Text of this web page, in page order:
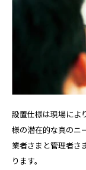
設置仕様は現場によ
様の潜在的な真のニ
業者さまと管理者さ
ります。